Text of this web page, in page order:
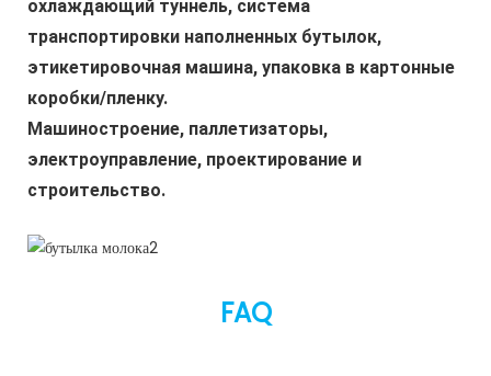
охлаждающий туннель, система
транспортировки наполненных бутылок,
этикетировочная машина, упаковка в картонные
коробки/пленку.
Машиностроение, паллетизаторы,
электроуправление, проектирование и
строительство.
FAQ